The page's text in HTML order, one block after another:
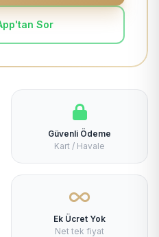
Sor
Güvenli Ödeme
Kart / Havale
Ek Ücret Yok
Net tek fiyat